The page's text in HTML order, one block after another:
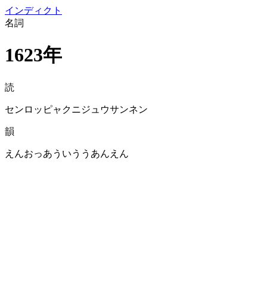
インディクト
名詞
1623年
読
センロッピャクニジュウサンネン
韻
えんおっあういううあんえん